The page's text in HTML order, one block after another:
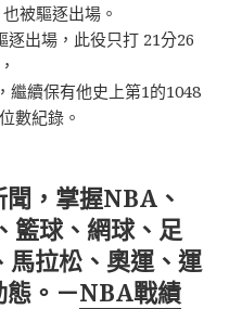
被驅逐出場。
出場，此役只打 21分26
繼續保有他史上第1的1048
數紀錄。
，掌握NBA、
籃球、網球、足
馬拉松、奧運、運
。－NBA戰績